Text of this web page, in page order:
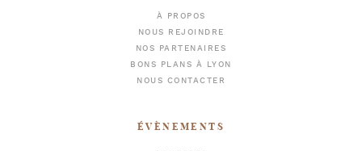
À PROPOS
NOUS REJOINDRE
NOS PARTENAIRES
BONS PLANS À LYON
NOUS CONTACTER
ÉVÈNEMENTS